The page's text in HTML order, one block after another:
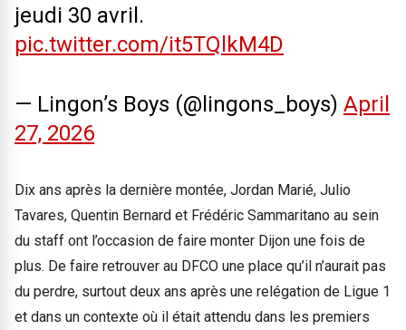
jeudi 30 avril.
pic.twitter.com/it5TQlkM4D
— Lingon’s Boys (@lingons_boys) April
27, 2026
Dix ans après la dernière montée, Jordan Marié, Julio
Tavares, Quentin Bernard et Frédéric Sammaritano au sein
du staff ont l’occasion de faire monter Dijon une fois de
plus. De faire retrouver au DFCO une place qu’il n’aurait pas
du perdre, surtout deux ans après une relégation de Ligue 1
et dans un contexte où il était attendu dans les premiers